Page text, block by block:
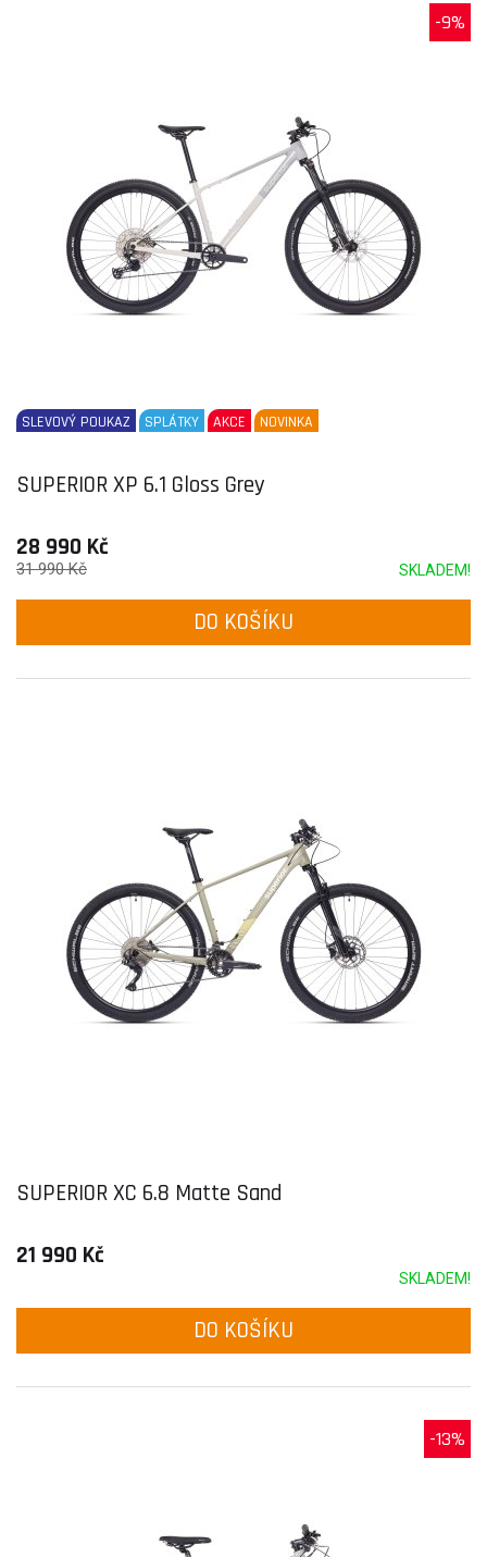
-9%
SLEVOVÝ POUKAZ SPLÁTKY AKCE NOVINKA
SUPERIOR XP 6.1 Gloss Grey
28 990 Kč
SKLADEM!
31 990 Kč
DO KOŠÍKU
SUPERIOR XC 6.8 Matte Sand
21 990 Kč
SKLADEM!
DO KOŠÍKU
-13%